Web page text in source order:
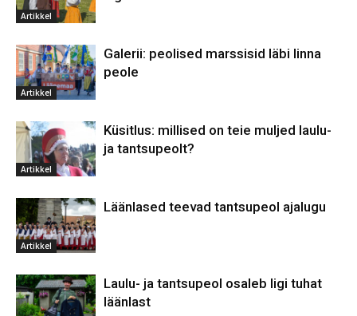
Artikkel
Artikkel
Galerii: peolised marssisid läbi linna
peole
Artikkel
Küsitlus: millised on teie muljed laulu-
ja tantsupeolt?
Artikkel
Läänlased teevad tantsupeol ajalugu
Laulu- ja tantsupeol osaleb ligi tuhat
läänlast